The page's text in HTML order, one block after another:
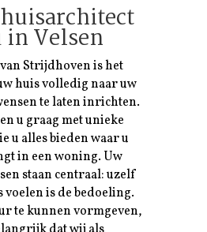
inVelsen
Strijdhoven is het
huis volledig naar uw
te laten inrichten.
u graag met unieke
u alles bieden waar u
in een woning. Uw
staan centraal: uzelf
voelen is de bedoeling.
te kunnen vormgeven,